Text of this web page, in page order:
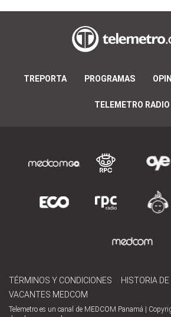
TREPORTA PROGRAMAS
TELEMETRO RADIO
TÉRMINOS Y CONDICIONES
HISTORIA
VACANTES MEDCOM
Telemetro es un canal de MEDCOM Panamá |